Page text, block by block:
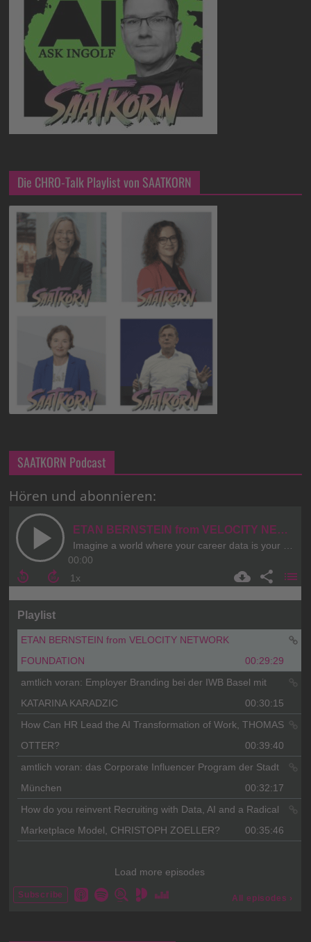
Die CHRO-Talk Playlist von SAATKORN
SAATKORN Podcast
Hören und abonnieren: